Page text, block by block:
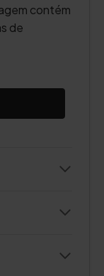
contém
de